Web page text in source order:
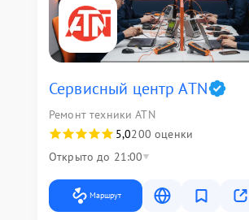
Сервисный центр ATN
Ремонт техники ATN
5,0200 оценки
Открыто до 21:00
Маршрут